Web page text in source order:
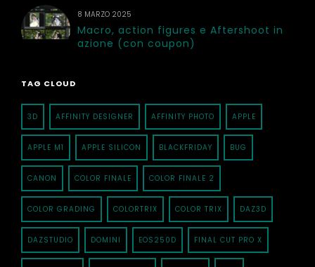
8 MARZO 2025
Macro, action figures e Aftershoot in
azione (con coupon)
TAG CLOUD
3D AFFINITY DESIGNER AFFINITY PHOTO APPLE
APPLE M1 APPLE SILICON BLACKFRIDAY BUG
CANON COLOR FINALE COLOR FINALE 2
COLOR GRADING COLORTRIX COLOR TRIX DAZ3D
DAZSTUDIO DOMINI EOS250D FINAL CUT PRO X